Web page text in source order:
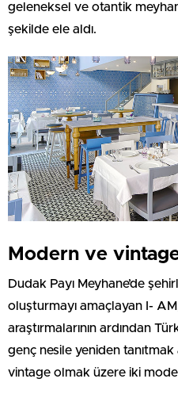
geleneksel ve otantik
şekilde ele aldı.
Modern ve
Dudak Payı Meyhane’de
oluşturmayı amaçlayan I-
araştırmalarının ardından
genç nesile yeniden
vintage olmak üzere iki